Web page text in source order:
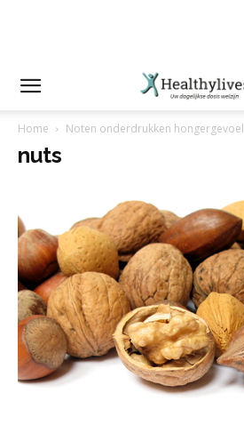
Home Noten onderdrukken hongergevoel
nuts